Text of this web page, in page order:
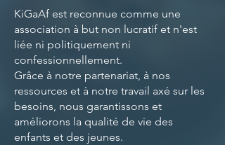
KiGaAf est reconnue comme une
association à but non lucratif et n'est
liée ni politiquement ni
confessionnellement.
Grâce à notre partenariat, à nos
ressources et à notre travail axé sur les
besoins, nous garantissons et
améliorons la qualité de vie des
enfants et des jeunes.